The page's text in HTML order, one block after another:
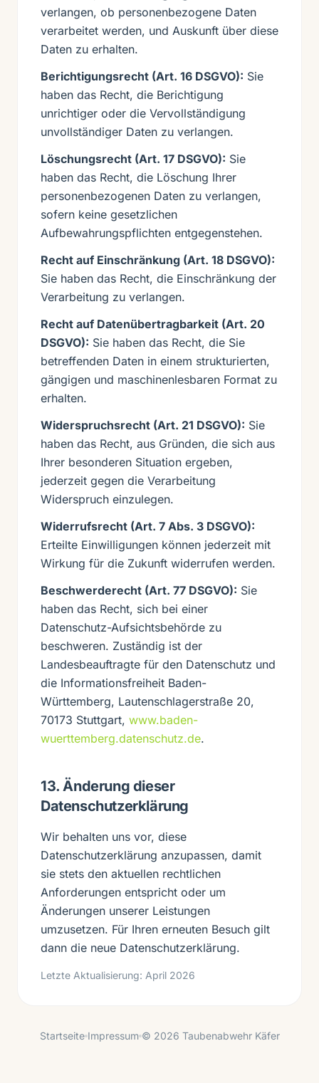
verlangen, ob personenbezogene Daten
verarbeitet werden, und Auskunft über diese
Daten zu erhalten.
Berichtigungsrecht (Art. 16 DSGVO): Sie
haben das Recht, die Berichtigung
unrichtiger oder die Vervollständigung
unvollständiger Daten zu verlangen.
Löschungsrecht (Art. 17 DSGVO): Sie
haben das Recht, die Löschung Ihrer
personenbezogenen Daten zu verlangen,
sofern keine gesetzlichen
Aufbewahrungspflichten entgegenstehen.
Recht auf Einschränkung (Art. 18 DSGVO):
Sie haben das Recht, die Einschränkung der
Verarbeitung zu verlangen.
Recht auf Datenübertragbarkeit (Art. 20
DSGVO): Sie haben das Recht, die Sie
betreffenden Daten in einem strukturierten,
gängigen und maschinenlesbaren Format zu
erhalten.
Widerspruchsrecht (Art. 21 DSGVO): Sie
haben das Recht, aus Gründen, die sich aus
Ihrer besonderen Situation ergeben,
jederzeit gegen die Verarbeitung
Widerspruch einzulegen.
Widerrufsrecht (Art. 7 Abs. 3 DSGVO):
Erteilte Einwilligungen können jederzeit mit
Wirkung für die Zukunft widerrufen werden.
Beschwerderecht (Art. 77 DSGVO): Sie
haben das Recht, sich bei einer
Datenschutz-Aufsichtsbehörde zu
beschweren. Zuständig ist der
Landesbeauftragte für den Datenschutz und
die Informationsfreiheit Baden-
Württemberg, Lautenschlagerstraße 20,
70173 Stuttgart, www.baden-
wuerttemberg.datenschutz.de.
13. Änderung dieser
Datenschutzerklärung
Wir behalten uns vor, diese
Datenschutzerklärung anzupassen, damit
sie stets den aktuellen rechtlichen
Anforderungen entspricht oder um
Änderungen unserer Leistungen
umzusetzen. Für Ihren erneuten Besuch gilt
dann die neue Datenschutzerklärung.
Letzte Aktualisierung: April 2026
Startseite Impressum © 2026 Taubenabwehr Käfer